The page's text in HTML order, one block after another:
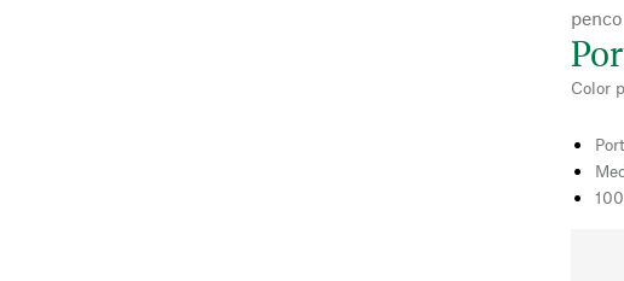
penco
Color